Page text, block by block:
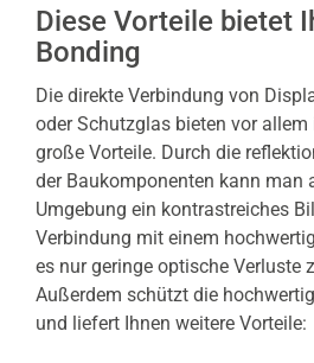
Diese Vorteile bietet
Bonding
Die direkte Verbindung von
oder Schutzglas bieten vor
große Vorteile. Durch die
der Baukomponenten kann man
Umgebung ein kontrastreiches
Verbindung mit einem
es nur geringe optische Verluste
Außerdem schützt die
und liefert Ihnen weitere Vorteile: